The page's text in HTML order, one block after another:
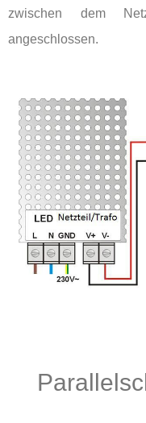
zwischen dem
angeschlossen.